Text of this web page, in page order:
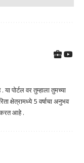
पोर्टल वर तुम्हाला तुमच्या
क्षेत्रामध्ये 5 वर्षाचा अनुभव
करत आहे .